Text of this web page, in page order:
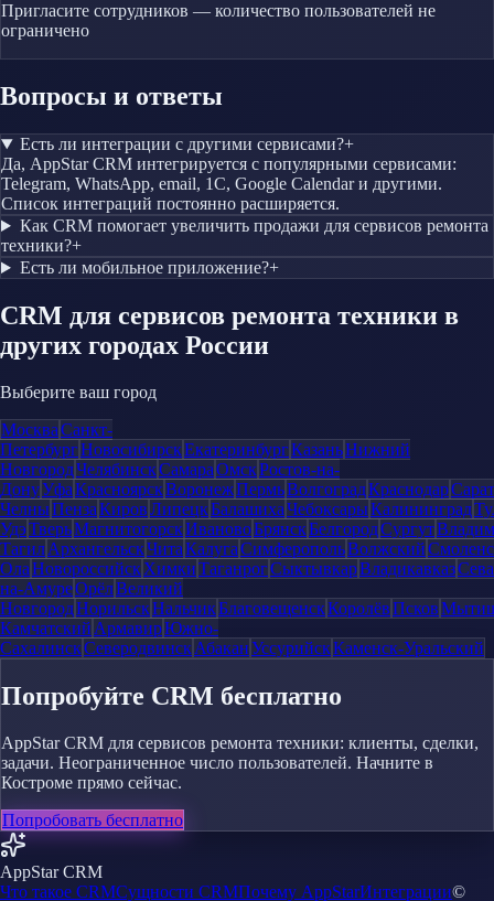
Пригласите сотрудников — количество пользователей не
ограничено
Вопросы и ответы
Есть ли интеграции с другими сервисами?+
Да, AppStar CRM интегрируется с популярными сервисами:
Telegram, WhatsApp, email, 1С, Google Calendar и другими.
Список интеграций постоянно расширяется.
Как CRM помогает увеличить продажи для сервисов ремонта
техники?+
Есть ли мобильное приложение?+
CRM для сервисов ремонта техники в
других городах России
Выберите ваш город
МоскваСанкт-
ПетербургНовосибирскЕкатеринбургКазаньНижний
НовгородЧелябинскСамараОмскРостов-на-
ДонуУфаКрасноярскВоронежПермьВолгоградКраснодар
ЧелныПензаКировЛипецкБалашихаЧебоксарыКалининград
УдэТверьМагнитогорскИвановоБрянскБелгородСургут
ТагилАрхангельскЧитаКалугаСимферопольВолжский
ОлаНовороссийскХимкиТаганрогСыктывкарВладикавказ
на-АмуреОрёлВеликий
НовгородНорильскНальчикБлаговещенскКоролёвПсков
Камчатский АрмавирЮжно-
СахалинскСеверодвинскАбаканУссурийскКаменск-Уральский
Попробуйте CRM бесплатно
AppStar CRM для сервисов ремонта техники: клиенты, сделки,
задачи. Неограниченное число пользователей. Начните в
Костроме прямо сейчас.
Попробовать бесплатно
AppStar CRM
Что такое CRMСущности CRMПочему AppStarИнтеграции©